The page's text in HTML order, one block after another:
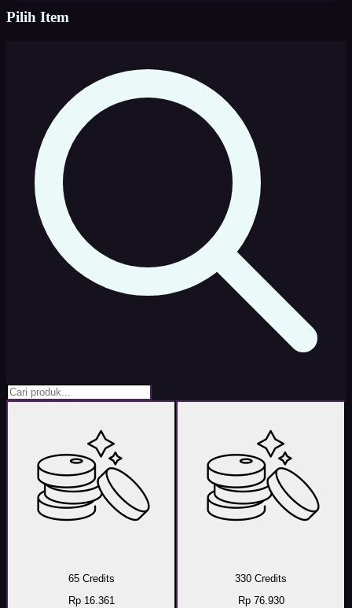
Pilih Item
65 Credits
Rp 16.361
330 Credits
Rp 76.930